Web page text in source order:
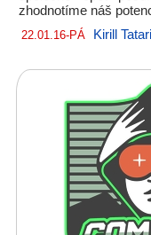
zhodnotíme náš
22.01.16-PÁ Kirill